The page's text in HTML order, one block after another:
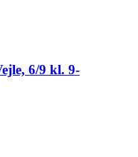
6/9 kl. 9-